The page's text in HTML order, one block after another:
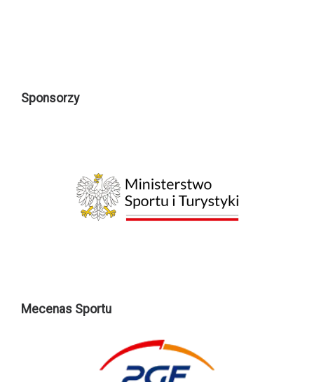
Sponsorzy
Mecenas Sportu